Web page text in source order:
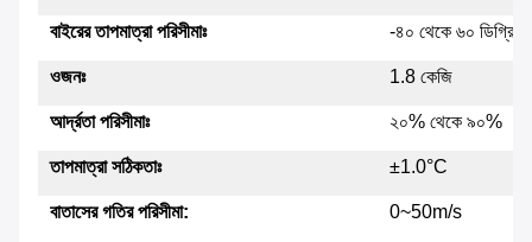
বাইরের তাপমাত্রা পরিসীমাঃ -৪০ থেকে ৬০ ডিগ্রি
ওজনঃ 1.8 কেজি
আর্দ্রতা পরিসীমাঃ ২০% থেকে ৯০%
তাপমাত্রা সঠিকতাঃ ±1.0°C
বাতাসের গতির পরিসীমা: 0~50m/s